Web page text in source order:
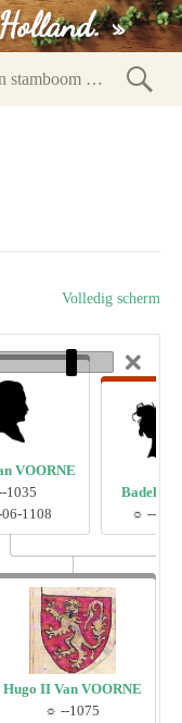
»
Volledig scherm
VOORNE
1035
1108
Badeloge
☼ --
Hugo II Van VOORNE
☼ --1075